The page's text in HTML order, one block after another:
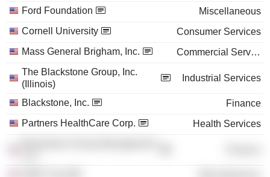
Ford Foundation
Miscellaneous
Cornell University
Consumer Services
Mass General Brigham, Inc.
Commercial Services
The Blackstone Group, Inc.
(Illinois)
Industrial Services
Blackstone, Inc.
Finance
Partners HealthCare Corp.
Health Services